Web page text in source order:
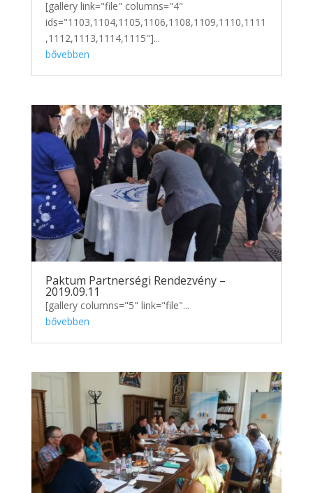
[gallery link="file" columns="4"
ids="1103,1104,1105,1106,1108,1109,1110,1111
,1112,1113,1114,1115"]...
bővebben
Paktum Partnerségi Rendezvény –
2019.09.11
[gallery columns="5" link="file"...
bővebben